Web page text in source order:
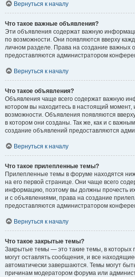
Вернуться к началу
Что такое важные объявления?
Эти объявления содержат важную
по возможности. Они появляются вверху
личном разделе. Права на создание важных
предоставляются администратором
Вернуться к началу
Что такое объявления?
Объявления чаще всего содержат важную
котором вы находитесь в настоящий
возможности. Объявления появляются
в котором они созданы. Так же, как и с
создание объявлений предоставляются
Вернуться к началу
Что такое прилепленные темы?
Прилепленные темы в форуме находятся
на его первой странице. Они чаще всего
информацию, поэтому вы должны прочесть
и с объявлениями, права на создание
предоставляются администратором
Вернуться к началу
Что такое закрытые темы?
Закрытые темы — это такие темы, в которых
могут оставлять сообщения, и все
автоматически завершаются. Темы могут
причинам модератором форума или